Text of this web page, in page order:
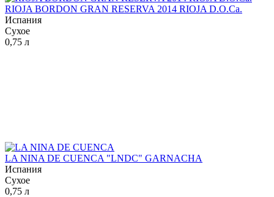
RIOJA BORDON GRAN RESERVA 2014 RIOJA D.O.Ca.
Испания
Сухое
0,75 л
LA NINA DE CUENCA "LNDC" GARNACHA
Испания
Сухое
0,75 л